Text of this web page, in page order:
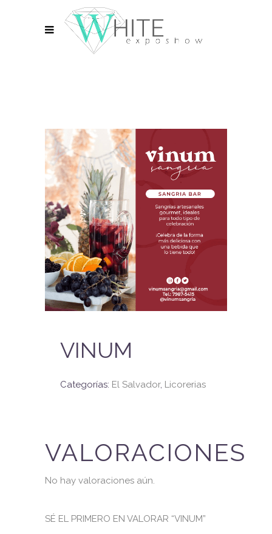
VINUM
Categorías: El Salvador, Licorerias
VALORACIONES
No hay valoraciones aún.
SÉ EL PRIMERO EN VALORAR “VINUM”